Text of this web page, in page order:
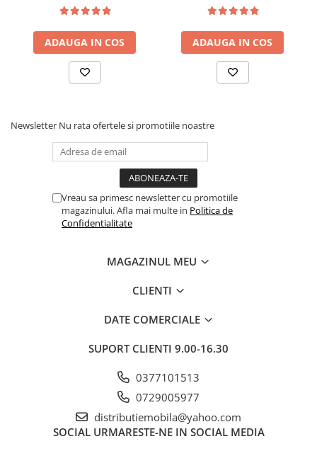
saltea ferm, negru
ADAUGA IN COS
tip Bonell, fata vara-iarna,
sistem de aerisire cu
butoni, Salt Confort
ADAUGA IN COS
Newsletter Nu rata ofertele si promotiile noastre
Vreau sa primesc newsletter cu promotiile
magazinului. Afla mai multe in Politica de
Confidentialitate
MAGAZINUL MEU
CLIENTI
DATE COMERCIALE
SUPORT CLIENTI 9.00-16.30
0377101513
0729005977
distributiemobila@yahoo.com
SOCIAL URMARESTE-NE IN SOCIAL MEDIA